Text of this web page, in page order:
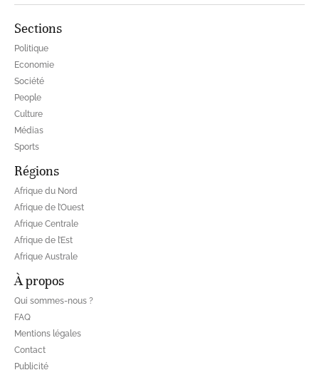
Sections
Politique
Economie
Société
People
Culture
Médias
Sports
Régions
Afrique du Nord
Afrique de l’Ouest
Afrique Centrale
Afrique de l’Est
Afrique Australe
À propos
Qui sommes-nous ?
FAQ
Mentions légales
Contact
Publicité